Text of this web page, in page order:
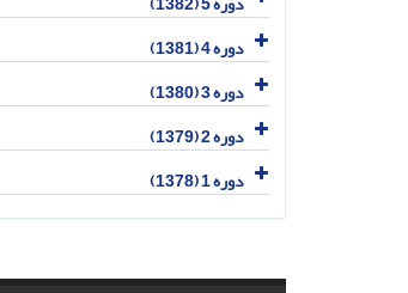
دوره 4 (1381)
دوره 3 (1380)
دوره 2 (1379)
دوره 1 (1378)